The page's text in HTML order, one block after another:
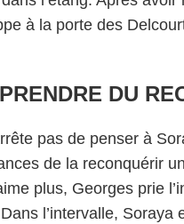
à la porte des
DU
pas de penser à
de la reconquérir
plus, Georges prie
l’intervalle, Soraya